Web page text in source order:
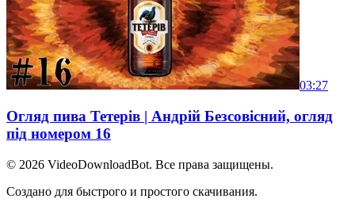
03:27
Огляд пива Тетерів | Андрій Безсовісний, огляд
під номером 16
© 2026 VideoDownloadBot. Все права защищены.
Создано для быстрого и простого скачивания.